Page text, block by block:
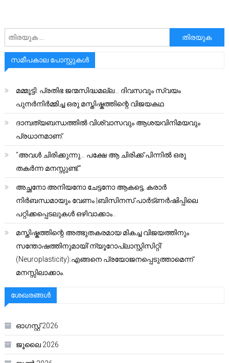
അനേഷിക്കുക
സമീപകാല പോസ്റ്റുകൾ
മമ്മൂട്ടി: പ്രതിഭ ജന്മസിദ്ധമല്ല… ദിവസവും സ്വയം
പുനർനിർമ്മിച്ച ഒരു മസ്തിഷ്കത്തിന്റെ വിജയകഥ
ദാമ്പത്യബന്ധത്തിൽ വിശ്വാസവും ആശയവിനിമയവും
പ്രധാനമാണ്.
“അവൾ ചിരിക്കുന്നു… പക്ഷേ ആ ചിരിക്ക് പിന്നിൽ ഒരു
തകർന്ന മനസ്സുണ്ട്.”
അച്ഛനോ അനിയനോ ചേട്ടനോ ആകട്ടെ, കരാർ
നിർബന്ധമായും വേണം |ബിസിനസ് പാർട്ണർഷിപ്പിലെ
പറ്റിക്കപ്പെടലുകൾ ഒഴിവാക്കാം..
മസ്തിഷ്കത്തിന്റെ അത്ഭുതകരമായ മികച്ച വിജയത്തിനും
സന്തോഷത്തിനുമായി’ന്യൂറോപ്ലാസ്റ്റിസിറ്റി’
(Neuroplasticity):എങ്ങനെ പ്രയോജനപ്പെടുത്താമെന്ന്
മനസ്സിലാക്കാം.
ശേഖരങ്ങൾ
ഓഗസ്റ്റ്‌ 2026
ജൂലൈ 2026